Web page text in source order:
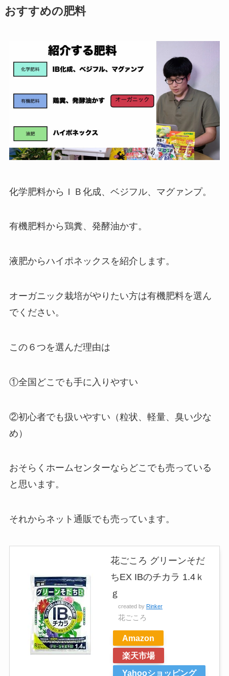
おすすめの肥料
化学肥料からＩＢ化成、ベジフル、マグァンプ。
有機肥料から鶏糞、発酵油かす。
液肥からハイポネックスを紹介します。
オーガニック栽培がやりたい方は有機肥料を選ん
でください。
この６つを選んだ理由は
①全国どこでも手に入りやすい
②初心者でも扱いやすい（粒状、軽量、臭い少な
め）
おそらくホームセンターならどこでも売っている
と思います。
それからネット通販でも売っています。
花ごころ グリーンそだ
ちEX IBのチカラ 1.4ｋ
ｇ
created by Rinker
花ごころ
Amazon
楽天市場
Yahooショッピング